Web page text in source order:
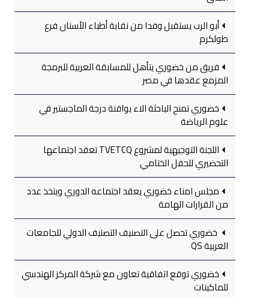
أبو الرب يستقبل وفدا من نقابة أطباء الأسنان فرع
طولكرم
فريق من خضوري يتأهل للمسابقة العربية للبرمجة
المزمع عقدها في مصر
خضوري تمنح الباحثة الاء بواقنة درجة الماجستير في
علوم الرياضة
اللجنة التوجيهية لمشروع TVETCQ تعقد اجتماعها
التحضيري للحفل الختامي
مجلس امناء خضوري يعقد اجتماعه الدوري ويتخذ عدد
من القرارات الهامة
خضوري تحصل على التصنيف التصنيف الدولي للجامعات
العربية QS
خضوري توقع اتفاقية تعاون مع شركة المركز الهندسي
للماكينات